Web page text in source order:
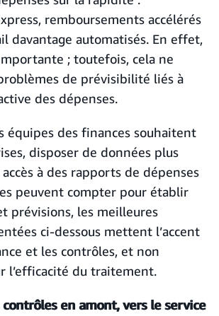
remboursements accélérés
davantage automatisés. En effet,
; toutefois, cela ne
de prévisibilité liés à
des dépenses.
équipes des finances souhaitent
disposer de données plus
à des rapports de dépenses
peuvent compter pour établir
prévisions, les meilleures
ci-dessous mettent l’accent
et les contrôles, et non
l’efficacité du traitement.
contrôles en amont, vers le service